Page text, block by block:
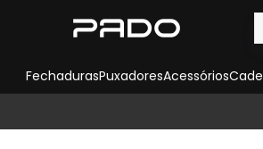
FechadurasPuxadoresAcessórios